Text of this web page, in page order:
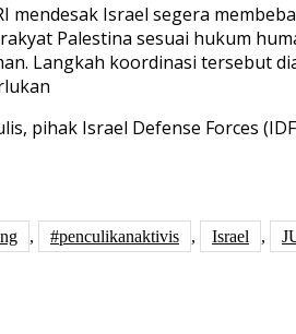
mendesak Israel segera
Palestina sesuai hukum
Langkah koordinasi tersebut
pihak Israel Defense Forces
, #penculikanaktivis , Israel ,